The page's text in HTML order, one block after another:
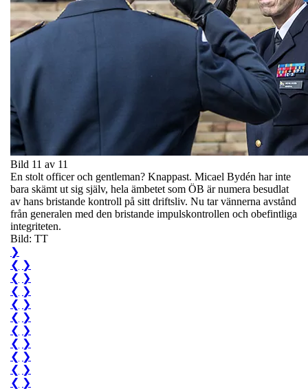
Bild 11 av 11
En stolt officer och gentleman? Knappast. Micael Bydén har inte
bara skämt ut sig själv, hela ämbetet som ÖB är numera besudlat
av hans bristande kontroll på sitt driftsliv. Nu tar vännerna avstånd
från generalen med den bristande impulskontrollen och obefintliga
integriteten.
Bild: TT
❯
❮ ❯
❮ ❯
❮ ❯
❮ ❯
❮ ❯
❮ ❯
❮ ❯
❮ ❯
❮ ❯
❮ ❯